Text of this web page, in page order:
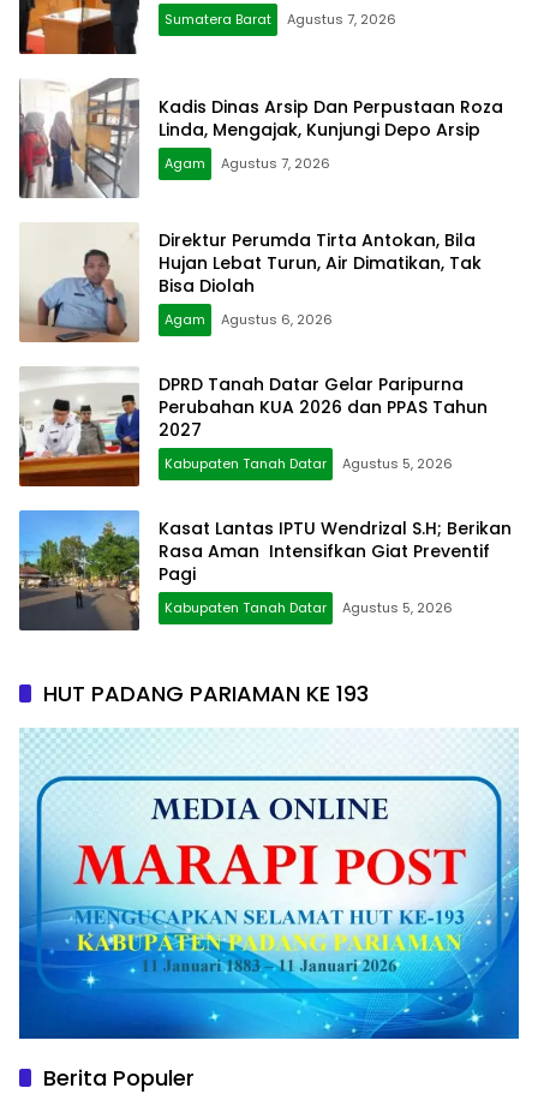
Sumatera Barat Agustus 7, 2026
Kadis Dinas Arsip Dan Perpustaan Roza
Linda, Mengajak, Kunjungi Depo Arsip
Agam Agustus 7, 2026
Direktur Perumda Tirta Antokan, Bila
Hujan Lebat Turun, Air Dimatikan, Tak
Bisa Diolah
Agam Agustus 6, 2026
DPRD Tanah Datar Gelar Paripurna
Perubahan KUA 2026 dan PPAS Tahun
2027
Kabupaten Tanah Datar Agustus 5, 2026
Kasat Lantas IPTU Wendrizal S.H; Berikan
Rasa Aman Intensifkan Giat Preventif
Pagi
Kabupaten Tanah Datar Agustus 5, 2026
HUT PADANG PARIAMAN KE 193
Berita Populer